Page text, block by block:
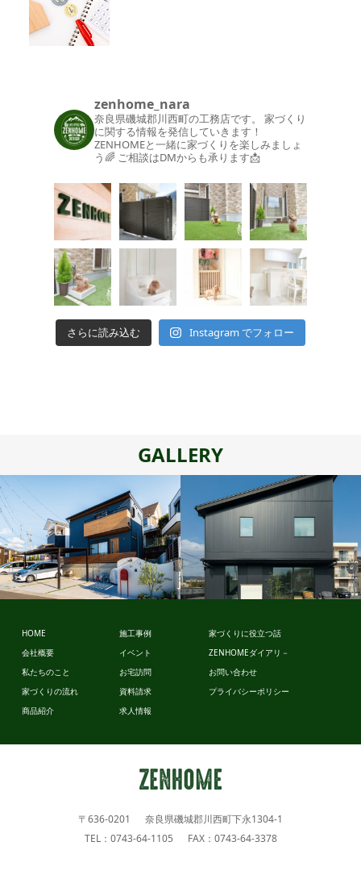
zenhome_nara
奈良県磯城郡川西町の工務店です。
家づくり
に関する情報を発信していきます！
ZENHOMEと一緒に家づくりを楽しみましょ
う🌈 ご相談はDMからも承ります📩
さらに読み込む Instagram でフォロー
GALLERY
スタイルデ
ザイン
ザ
HOME
会社概要
私たちのこと
家づくりの流れ
商品紹介
施工事例
イベント
お宅訪問
資料請求
求人情報
家づくりに役立つ話
ZENHOMEダイアリ－
お問い合わせ
プライバシーポリシー
〒636-0201 奈良県磯城郡川西町下永1304-1
TEL：0743-64-1105 FAX：0743-64-3378